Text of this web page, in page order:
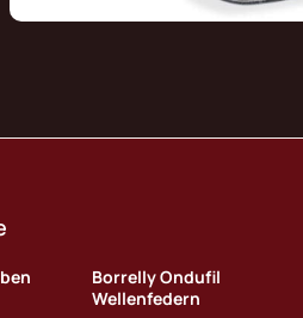
Borrelly Ondufil
Wellenfedern